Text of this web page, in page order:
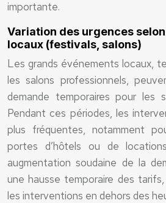
importante.
Variation des urgences
locaux (festivals, salons)
Les grands événements locaux,
les salons professionnels,
demande temporaires pour les
Pendant ces périodes, les
plus fréquentes, notamment
portes d’hôtels ou de
augmentation soudaine de la
une hausse temporaire des
les interventions en dehors des